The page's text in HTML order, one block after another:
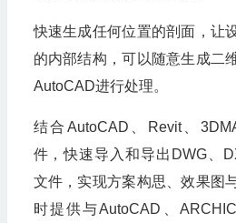
快速生成任何位置的剖面，让
的内部结构，可以随意生成二
AutoCAD进行处理。
结合AutoCAD、Revit、
件，快速导入和导出DWG、
文件，实现方案构思、效果图
时提供与AutoCAD、